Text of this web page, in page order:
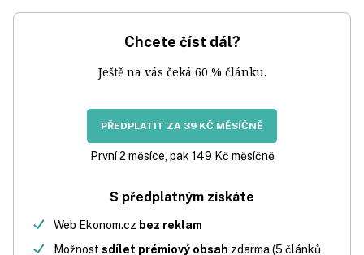
Chcete číst dál?
Ještě na vás čeká 60 % článku.
PŘEDPLATIT ZA 39 KČ MĚSÍČNĚ
První 2 měsíce, pak 149 Kč měsíčně
S předplatným získáte
Web Ekonom.cz bez reklam
Možnost sdílet prémiový obsah zdarma (5 článků